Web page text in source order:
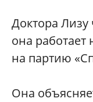
Доктора Лизу
она
на партию
Она